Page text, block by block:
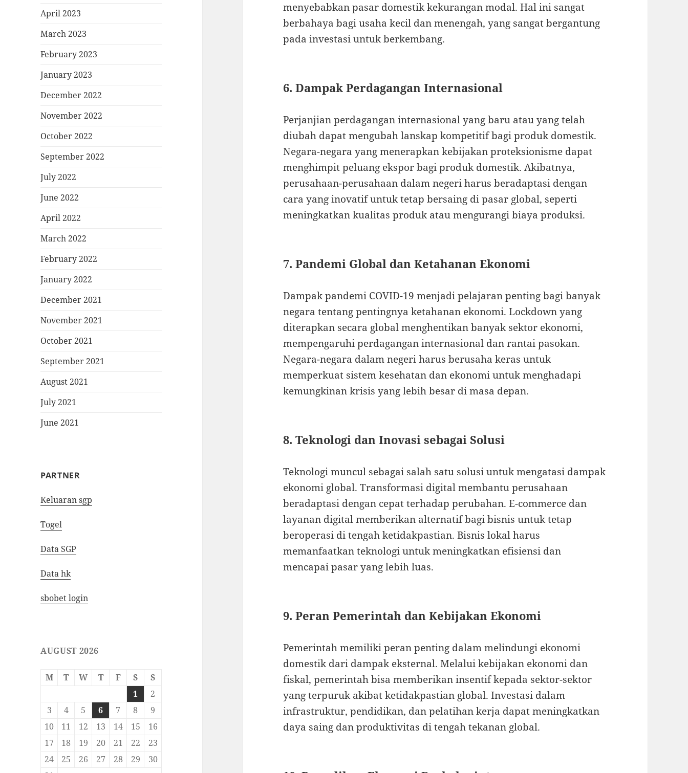
April 2023
March 2023
February 2023
January 2023
December 2022
November 2022
October 2022
September 2022
July 2022
June 2022
April 2022
March 2022
February 2022
January 2022
December 2021
November 2021
October 2021
September 2021
August 2021
July 2021
June 2021
PARTNER
Keluaran sgp
Togel
Data SGP
Data hk
sbobet login
AUGUST 2026
M T W T F S
S
1
2
3
4 5 6 7 8
9
10
11 12 13 14 15
16
17
18 19 20 21 22
23
24
25 26 27 28 29
30
menyebabkan pasar domestik kekurangan modal. Hal ini sangat
berbahaya bagi usaha kecil dan menengah, yang sangat bergantung
pada investasi untuk berkembang.
6. Dampak Perdagangan Internasional
Perjanjian perdagangan internasional yang baru atau yang telah
diubah dapat mengubah lanskap kompetitif bagi produk domestik.
Negara-negara yang menerapkan kebijakan proteksionisme dapat
menghimpit peluang ekspor bagi produk domestik. Akibatnya,
perusahaan-perusahaan dalam negeri harus beradaptasi dengan
cara yang inovatif untuk tetap bersaing di pasar global, seperti
meningkatkan kualitas produk atau mengurangi biaya produksi.
7. Pandemi Global dan Ketahanan Ekonomi
Dampak pandemi COVID-19 menjadi pelajaran penting bagi banyak
negara tentang pentingnya ketahanan ekonomi. Lockdown yang
diterapkan secara global menghentikan banyak sektor ekonomi,
mempengaruhi perdagangan internasional dan rantai pasokan.
Negara-negara dalam negeri harus berusaha keras untuk
memperkuat sistem kesehatan dan ekonomi untuk menghadapi
kemungkinan krisis yang lebih besar di masa depan.
8. Teknologi dan Inovasi sebagai Solusi
Teknologi muncul sebagai salah satu solusi untuk mengatasi dampak
ekonomi global. Transformasi digital membantu perusahaan
beradaptasi dengan cepat terhadap perubahan. E-commerce dan
layanan digital memberikan alternatif bagi bisnis untuk tetap
beroperasi di tengah ketidakpastian. Bisnis lokal harus
memanfaatkan teknologi untuk meningkatkan efisiensi dan
mencapai pasar yang lebih luas.
9. Peran Pemerintah dan Kebijakan Ekonomi
Pemerintah memiliki peran penting dalam melindungi ekonomi
domestik dari dampak eksternal. Melalui kebijakan ekonomi dan
fiskal, pemerintah bisa memberikan insentif kepada sektor-sektor
yang terpuruk akibat ketidakpastian global. Investasi dalam
infrastruktur, pendidikan, dan pelatihan kerja dapat meningkatkan
daya saing dan produktivitas di tengah tekanan global.